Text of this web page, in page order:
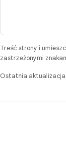
Treść strony i
zastrzeżonymi
Ostatnia